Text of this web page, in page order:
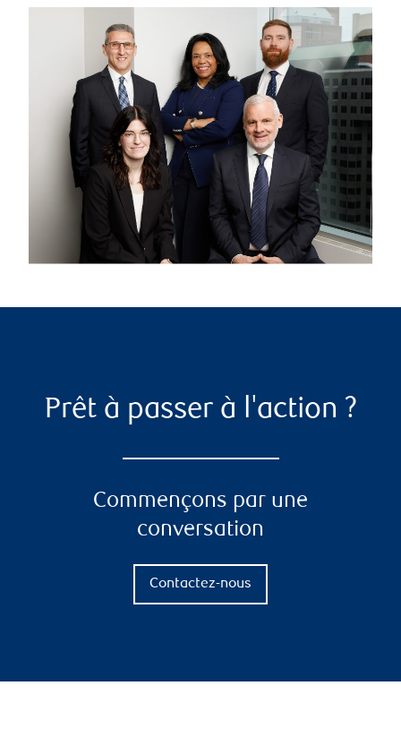
Prêt à passer à l'action ?
Commençons par une
conversation
Contactez-nous